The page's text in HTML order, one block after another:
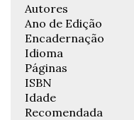
Autores
Ano de Edição
Encadernação
Idioma
Páginas
ISBN
Idade
Recomendada